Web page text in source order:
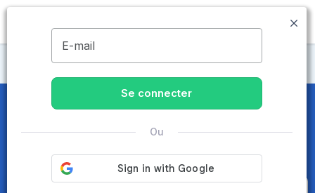
MENU
Maisons de retraite Seine-Saint-Denis
Maisons de retraite et EHPAD
Vaujours (93410)
E-mail
Se connecter
Ou